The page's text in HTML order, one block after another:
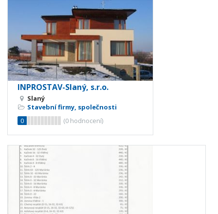
INPROSTAV-Slaný, s.r.o.
Slaný
Stavební firmy, společnosti
0
(0 hodnocení)